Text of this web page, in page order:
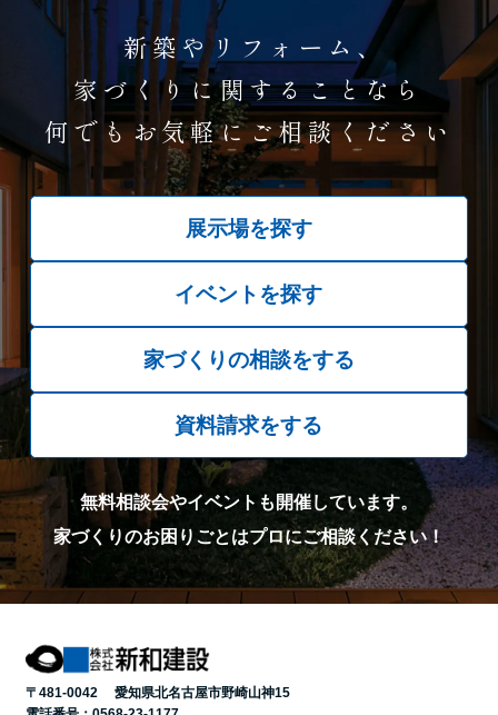
新築やリフォーム、
家づくりに関することなら
何でもお気軽にご相談ください
展示場を探す
イベントを探す
家づくりの相談をする
資料請求をする
無料相談会やイベントも開催しています。
家づくりのお困りごとはプロにご相談ください！
〒481-0042 愛知県北名古屋市野崎山神15